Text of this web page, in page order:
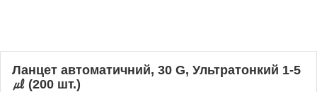
Ланцет автоматичний, 30 G, Ультратонкий 1-5
㎕ (200 шт.)